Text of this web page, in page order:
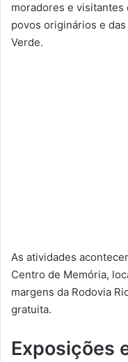
moradores e visitantes
povos originários e
Verde.
As atividades
Centro de Memória,
margens da Rodovia
gratuita.
Exposições